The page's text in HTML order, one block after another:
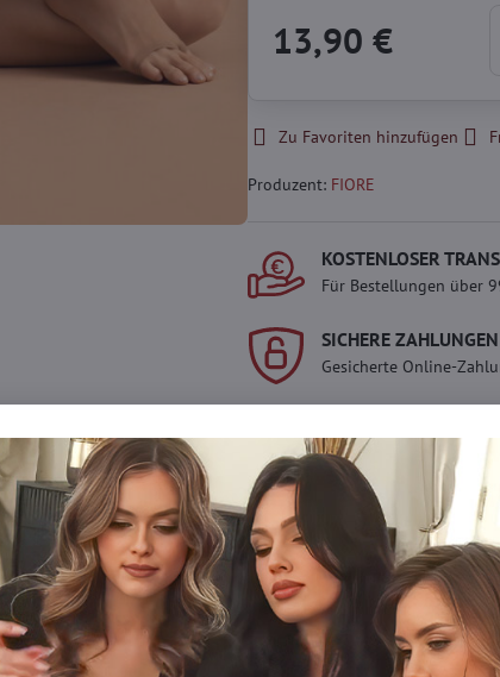
13,90 €
Zu Favoriten hinzufügen
Produzent: FIORE
KOSTENLOSER
Für Bestellungen über
SICHERE ZAHLUNGEN
Gesicherte Online-
Werden Sie Teil von
genießen Sie einen
5 %
Mitgliedervorteil bei
Der Vorteil wird
Warenkorb angewendet.
Möchten Sie
haben?